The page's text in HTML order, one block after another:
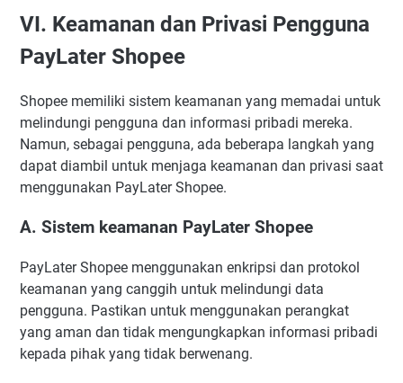
VI. Keamanan dan Privasi Pengguna
PayLater Shopee
Shopee memiliki sistem keamanan yang memadai untuk
melindungi pengguna dan informasi pribadi mereka.
Namun, sebagai pengguna, ada beberapa langkah yang
dapat diambil untuk menjaga keamanan dan privasi saat
menggunakan PayLater Shopee.
A. Sistem keamanan PayLater Shopee
PayLater Shopee menggunakan enkripsi dan protokol
keamanan yang canggih untuk melindungi data
pengguna. Pastikan untuk menggunakan perangkat
yang aman dan tidak mengungkapkan informasi pribadi
kepada pihak yang tidak berwenang.